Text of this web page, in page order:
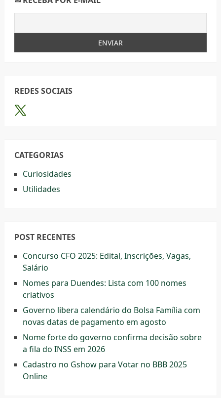
REDES SOCIAIS
CATEGORIAS
Curiosidades
Utilidades
POST RECENTES
Concurso CFO 2025: Edital, Inscrições, Vagas,
Salário
Nomes para Duendes: Lista com 100 nomes
criativos
Governo libera calendário do Bolsa Família com
novas datas de pagamento em agosto
Nome forte do governo confirma decisão sobre
a fila do INSS em 2026
Cadastro no Gshow para Votar no BBB 2025
Online